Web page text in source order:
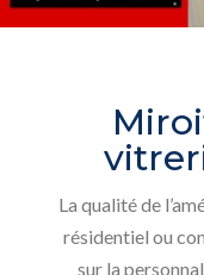
La qualité de
résidentiel ou
sur la